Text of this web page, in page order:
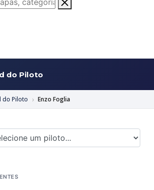
do Piloto
do Piloto Enzo Foglia